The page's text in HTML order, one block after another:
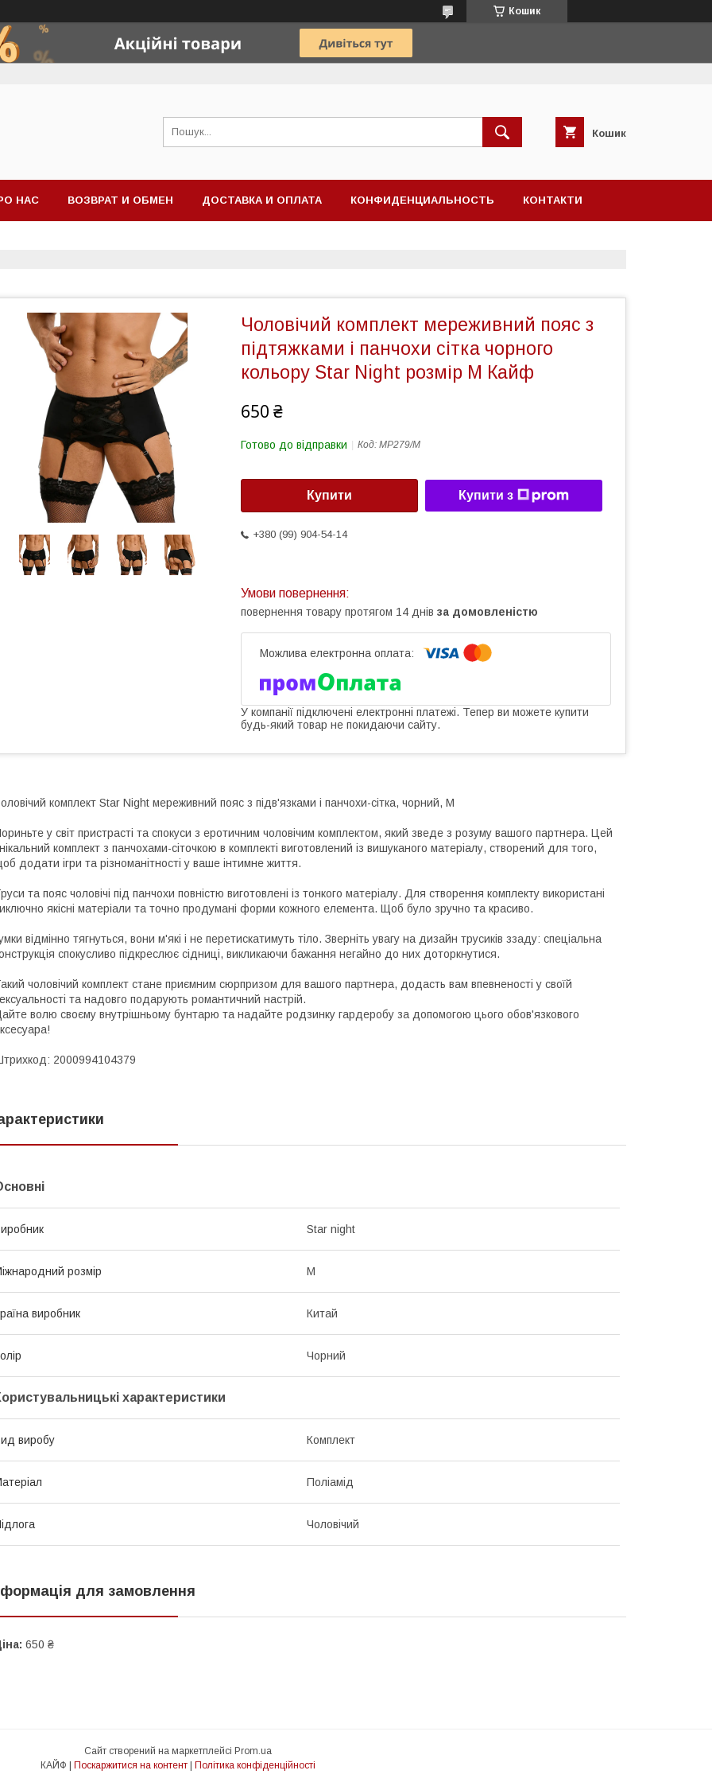
Кошик
Кошик
НАС ВОЗВРАТ И ОБМЕН ДОСТАВКА И ОПЛАТА КОНФИДЕНЦИАЛЬНОСТЬ КОНТАКТИ
Чоловічий комплект мереживний пояс з
підтяжками і панчохи сітка чорного
кольору Star Night розмір M Кайф
650 ₴
Готово до відправки Код: MP279/M
Купити Купити з
+380 (99) 904-54-14
повернення товару протягом 14 днів за домовленістю
У компанії підключені електронні платежі. Тепер ви можете купити
будь-який товар не покидаючи сайту.
комплект Star Night мереживний пояс з підв'язками і панчохи-сітка, чорний, M
у світ пристрасті та спокуси з еротичним чоловічим комплектом, який зведе з розуму вашого партнера. Цей
комплект з панчохами-сіточкою в комплекті виготовлений із вишуканого матеріалу, створений для того,
додати ігри та різноманітності у ваше інтимне життя.
та пояс чоловічі під панчохи повністю виготовлені із тонкого матеріалу. Для створення комплекту використані
якісні матеріали та точно продумані форми кожного елемента. Щоб було зручно та красиво.
відмінно тягнуться, вони м'які і не перетискатимуть тіло. Зверніть увагу на дизайн трусиків ззаду: спеціальна
спокусливо підкреслює сідниці, викликаючи бажання негайно до них доторкнутися.
чоловічий комплект стане приємним сюрпризом для вашого партнера, додасть вам впевненості у своїй
та надовго подарують романтичний настрій.
волю своєму внутрішньому бунтарю та надайте родзинку гардеробу за допомогою цього обов'язкового
2000994104379
Star night
розмір M
виробник Китай
Чорний
характеристики
виробу Комплект
Поліамід
Чоловічий
для замовлення
650 ₴
Сайт створений на маркетплейсі Prom.ua
КАЙФ | Поскаржитися на контент | Політика конфіденційності